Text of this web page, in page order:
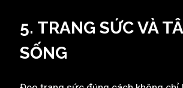
5. TRANG SỨC VÀ
SỐNG